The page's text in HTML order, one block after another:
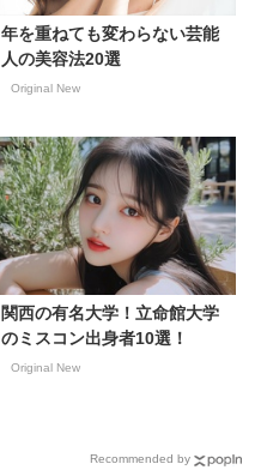
年を重ねても変わらない芸能
人の美容法20選
Original New
関西の有名大学！立命館大学
のミスコン出身者10選！
Original New
Recommended by